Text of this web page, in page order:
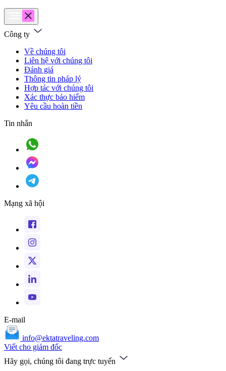
Công ty
Về chúng tôi
Liên hệ với chúng tôi
Đánh giá
Thông tin pháp lý
Hợp tác với chúng tôi
Xác thực bảo hiểm
Yêu cầu hoàn tiền
Tin nhắn
Mạng xã hội
E-mail
info@ektatraveling.com
Viết cho giám đốc
Hãy gọi, chúng tôi đang trực tuyến